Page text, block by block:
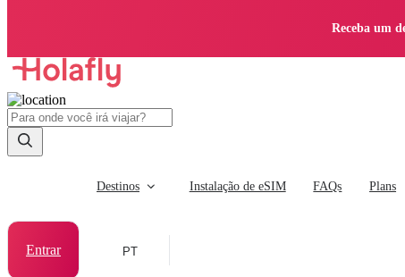
Receba um
Destinos Instalação de eSIM FAQs Plans
Entrar PT